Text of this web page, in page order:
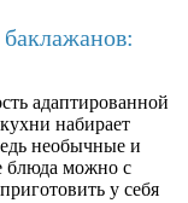
адаптированной
набирает
необычные и
блюда можно с
у себя